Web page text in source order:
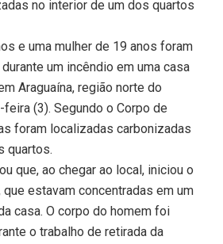
no interior de um dos quartos
e uma mulher de 19 anos foram
um incêndio em uma casa
Araguaína, região norte do
(3). Segundo o Corpo de
foram localizadas carbonizadas
quartos.
que, ao chegar ao local, iniciou o
estavam concentradas em um
casa. O corpo do homem foi
o trabalho de retirada da